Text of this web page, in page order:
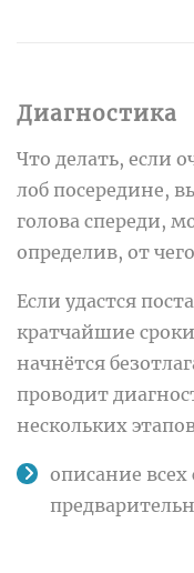
Диагностика
Что делать, если
лоб посередине,
голова спереди,
определив, от
Если удастся
кратчайшие
начнётся
проводит
нескольких
описание